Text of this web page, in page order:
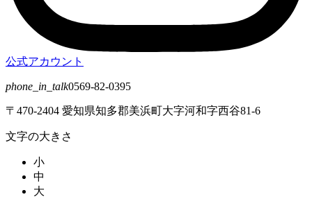
公式アカウント
phone_in_talk0569-82-0395
〒470-2404 愛知県知多郡美浜町大字河和字西谷81-6
文字の大きさ
小
中
大